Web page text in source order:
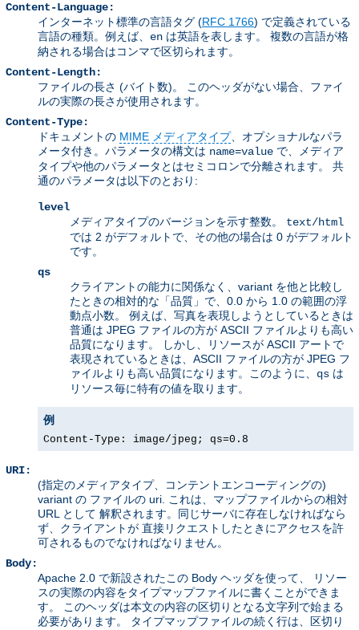
Content-Language:
インターネット標準の言語タグ (RFC 1766) で定義されている
言語の種類。例えば、 en は英語を表します。 複数の言語が格
納される場合はコンマで区切られます。
Content-Length:
ファイルの長さ (バイト数)。 このヘッダがない場合、ファイ
ルの実際の長さが使用されます。
Content-Type:
ドキュメントの MIME メディアタイプ、オプショナルなパラ
メータ付き。パラメータの構文は name=value で、メディア
タイプや他のパラメータとはセミコロンで分離されます。 共
通のパラメータは以下のとおり:
level
メディアタイプのバージョンを示す整数。 text/html
では 2 がデフォルトで、その他の場合は 0 がデフォルト
です。
qs
クライアントの能力に関係なく、variant を他と比較し
たときの相対的な「品質」で、0.0 から 1.0 の範囲の浮
動点小数。 例えば、写真を表現しようとしているときは
普通は JPEG ファイルの方が ASCII ファイルよりも高い
品質になります。 しかし、リソースが ASCII アートで
表現されているときは、ASCII ファイルの方が JPEG フ
ァイルよりも高い品質になります。このように、 qs は
リソース毎に特有の値を取ります。
例
Content-Type: image/jpeg; qs=0.8
URI:
(指定のメディアタイプ、コンテントエンコーディングの)
variant の ファイルの uri. これは、マップファイルからの相対
URL として 解釈されます。同じサーバに存在しなければなら
ず、クライアントが 直接リクエストしたときにアクセスを許
可されるものでなければなりません。
Body:
Apache 2.0 で新設されたこの Body ヘッダを使って、 リソー
スの実際の内容をタイプマップファイルに書くことができま
す。 このヘッダは本文の内容の区切りとなる文字列で始まる
必要があります。 タイプマップファイルの続く行は、区切り